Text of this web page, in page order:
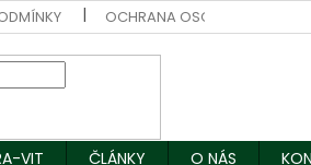
OCHRANA OSOBNÍCH ÚDAJŮ
VIT ČLÁNKY O NÁS